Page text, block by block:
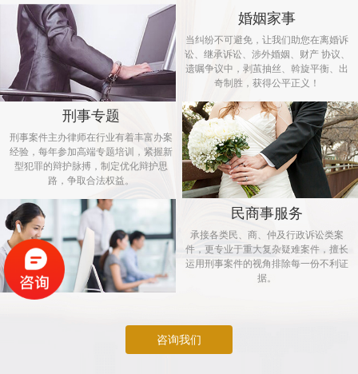
婚姻家事
当纠纷不可避免，让我们助您在离婚诉
讼、继承诉讼、涉外婚姻、财产 协议、
遗嘱争议中，剥茧抽丝、斡旋平衡、出
奇制胜，获得公平正义！
刑事专题
刑事案件主办律师在行业有着丰富办案
经验，每年参加高端专题培训，紧握新
型犯罪的辩护脉搏，制定优化辩护思
路，争取合法权益。
民商事服务
承接各类民、商、仲及行政诉讼类案
件，更专业于重大复杂疑难案件，擅长
运用刑事案件的视角排除每一份不利证
据。
咨询我们